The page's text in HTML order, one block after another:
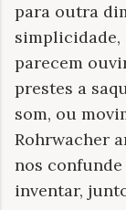
para outra
simplicidade,
parecem
prestes a
som, ou
Rohrwacher
nos
inventar,